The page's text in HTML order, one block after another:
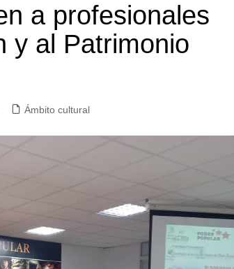
a profesionales
y al Patrimonio
Ámbito cultural